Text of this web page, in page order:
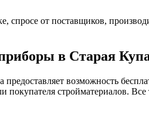
спросе от поставщиков,
в Старая
возможность
стройматериалов.